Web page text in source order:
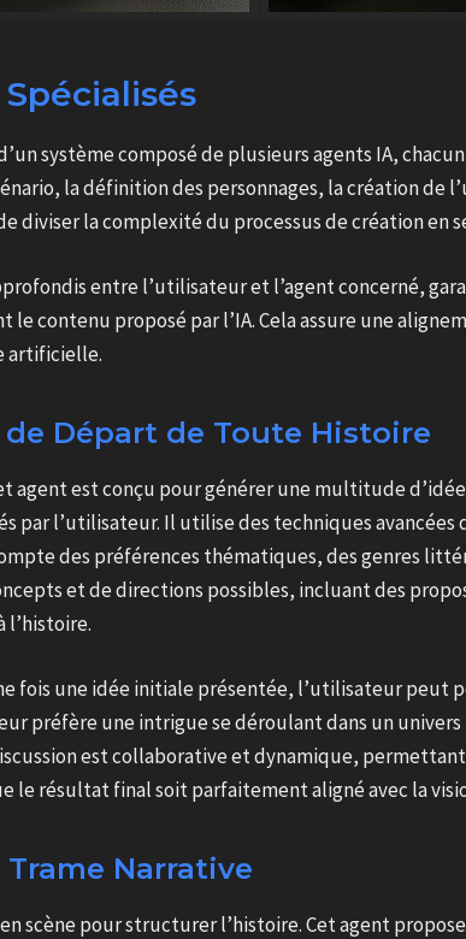
système composé de plusieurs agents IA,
la définition des personnages, la création de
diviser la complexité du processus de création en
entre l’utilisateur et l’agent concerné,
contenu proposé par l’IA. Cela assure une
artificielle.
Départ de Toute Histoire
agent est conçu pour générer une multitude
par l’utilisateur. Il utilise des techniques
des préférences thématiques, des genres
et de directions possibles, incluant des
l’histoire.
fois une idée initiale présentée, l’utilisateur peut
préfère une intrigue se déroulant dans un
est collaborative et dynamique,
le résultat final soit parfaitement aligné avec la
Narrative
scène pour structurer l’histoire. Cet agent